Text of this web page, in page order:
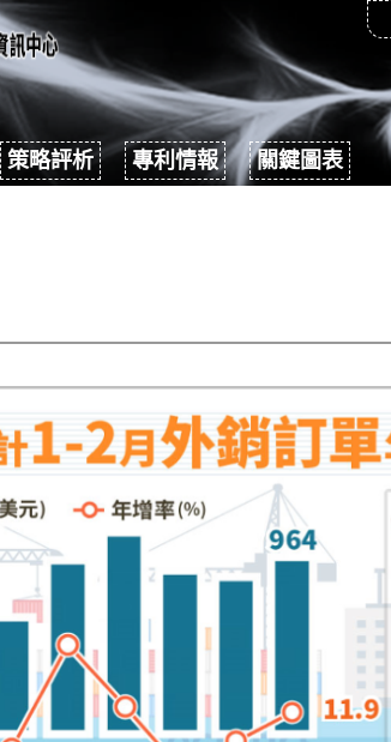
策略評析 專利情報 關鍵圖表